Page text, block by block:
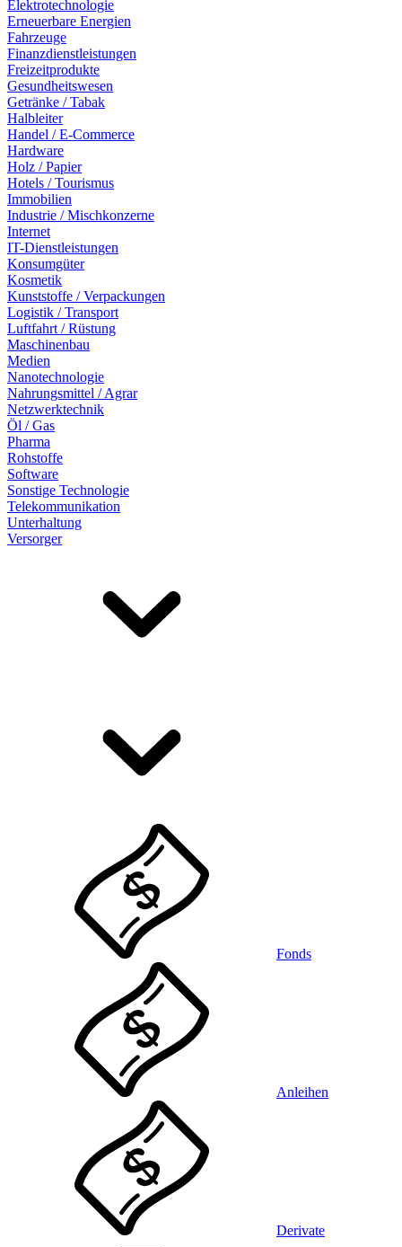
Elektrotechnologie
Erneuerbare Energien
Fahrzeuge
Finanzdienstleistungen
Freizeitprodukte
Gesundheitswesen
Getränke / Tabak
Halbleiter
Handel / E-Commerce
Hardware
Holz / Papier
Hotels / Tourismus
Immobilien
Industrie / Mischkonzerne
Internet
IT-Dienstleistungen
Konsumgüter
Kosmetik
Kunststoffe / Verpackungen
Logistik / Transport
Luftfahrt / Rüstung
Maschinenbau
Medien
Nanotechnologie
Nahrungsmittel / Agrar
Netzwerktechnik
Öl / Gas
Pharma
Rohstoffe
Software
Sonstige Technologie
Telekommunikation
Unterhaltung
Versorger
Fonds
Anleihen
Derivate